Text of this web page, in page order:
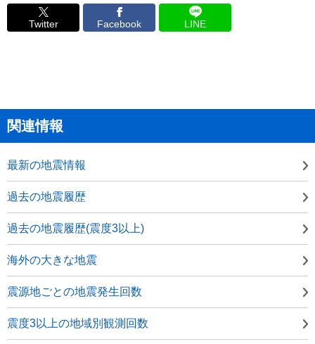
Twitter Facebook LINE
関連情報
最新の地震情報
過去の地震履歴
過去の地震履歴(震度3以上)
海外の大きな地震
震源地ごとの地震発生回数
震度3以上の地域別観測回数